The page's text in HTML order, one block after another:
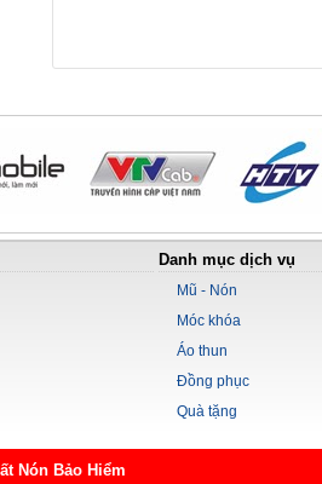
Danh mục dịch vụ
Mũ - Nón
Móc khóa
Áo thun
Đồng phục
Quà tặng
Nón Bảo Hiểm